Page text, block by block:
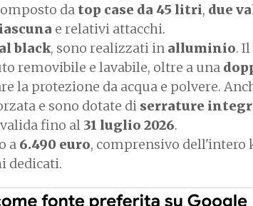
da top case da 45 litri, due
e relativi attacchi.
black, sono realizzati in alluminio.
removibile e lavabile, oltre a una
la protezione da acqua e polvere.
e sono dotate di serrature
fino al 31 luglio 2026.
a 6.490 euro, comprensivo dell'intero
dedicati.